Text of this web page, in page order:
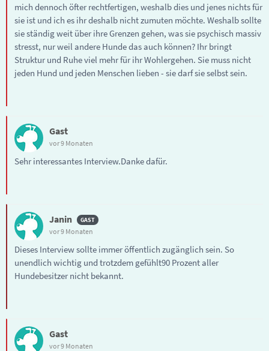
mich dennoch öfter rechtfertigen, weshalb dies und jenes nichts für
sie ist und ich es ihr deshalb nicht zumuten möchte. Weshalb sollte
sie ständig weit über ihre Grenzen gehen, was sie psychisch massiv
stresst, nur weil andere Hunde das auch können? Ihr bringt
Struktur und Ruhe viel mehr für ihr Wohlergehen. Sie muss nicht
jeden Hund und jeden Menschen lieben - sie darf sie selbst sein.
Gast
vor 9 Monaten
Sehr interessantes Interview.Danke dafür.
Janin
vor 9 Monaten
Dieses Interview sollte immer öffentlich zugänglich sein. So
unendlich wichtig und trotzdem gefühlt90 Prozent aller
Hundebesitzer nicht bekannt.
Gast
vor 9 Monaten